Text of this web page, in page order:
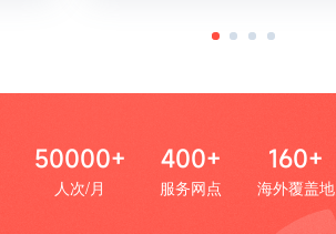
50000+
人次/月
400+
服务网点
160+
海外覆盖地